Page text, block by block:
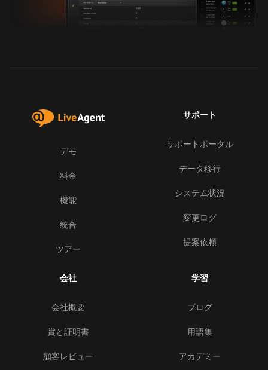
デモ
料金
機能
統合
ツアー
サポート
サポートポータル
データ移行
システム状況
変更ログ
提案依頼
会社
会社概要
賞と証明書
顧客レビュー
学習
ブログ
用語集
アカデミー